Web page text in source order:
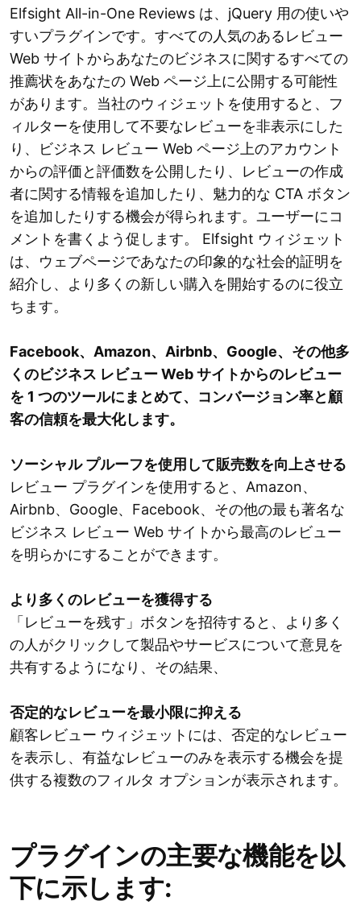
Elfsight All-in-One Reviews は、jQuery 用の使いや
すいプラグインです。すべての人気のあるレビュー
Web サイトからあなたのビジネスに関するすべての
推薦状をあなたの Web ページ上に公開する可能性
があります。当社のウィジェットを使用すると、フ
ィルターを使用して不要なレビューを非表示にした
り、ビジネス レビュー Web ページ上のアカウント
からの評価と評価数を公開したり、レビューの作成
者に関する情報を追加したり、魅力的な CTA ボタン
を追加したりする機会が得られます。ユーザーにコ
メントを書くよう促します。 Elfsight ウィジェット
は、ウェブページであなたの印象的な社会的証明を
紹介し、より多くの新しい購入を開始するのに役立
ちます。
Facebook、Amazon、Airbnb、Google、その他多
くのビジネス レビュー Web サイトからのレビュー
を 1 つのツールにまとめて、コンバージョン率と顧
客の信頼を最大化します。
ソーシャル プルーフを使用して販売数を向上させる
レビュー プラグインを使用すると、Amazon、
Airbnb、Google、Facebook、その他の最も著名な
ビジネス レビュー Web サイトから最高のレビュー
を明らかにすることができます。
より多くのレビューを獲得する
「レビューを残す」ボタンを招待すると、より多く
の人がクリックして製品やサービスについて意見を
共有するようになり、その結果、
否定的なレビューを最小限に抑える
顧客レビュー ウィジェットには、否定的なレビュー
を表示し、有益なレビューのみを表示する機会を提
供する複数のフィルタ オプションが表示されます。
プラグインの主要な機能を以
下に示します: